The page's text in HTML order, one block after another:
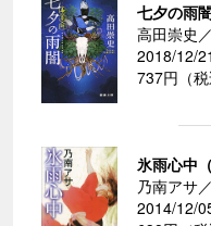
七夕の雨
高田崇史
2018/12/21
737円（税
氷雨心中
乃南アサ
2014/12/